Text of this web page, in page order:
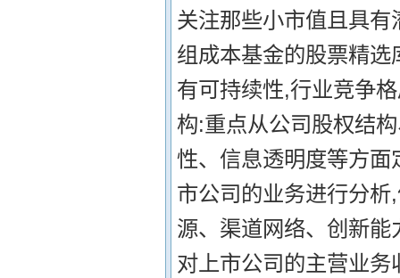
关注那些小市值且具
组成本基金的股票精
有可持续性,行业竞争
构:重点从公司股权结
性、信息透明度等方
市公司的业务进行分
源、渠道网络、创新
对上市公司的主营业